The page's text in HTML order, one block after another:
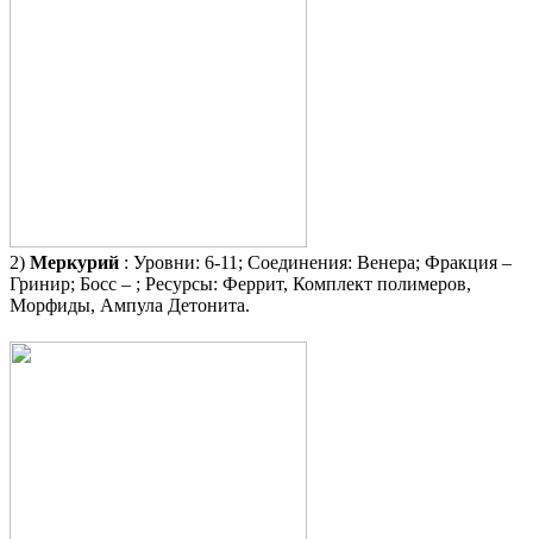
2) Меркурий : Уровни: 6-11; Соединения: Венера; Фракция –
Гринир; Босс – ; Ресурсы: Феррит, Комплект полимеров,
Морфиды, Ампула Детонита.